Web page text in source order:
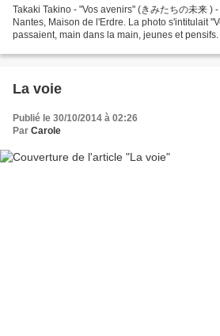
Takaki Takino - "Vos avenirs" (きみたちの未来 )
Nantes, Maison de l'Erdre. La photo s'intitulait
passaient, main dans la main, jeunes et
La voie
Publié le 30/10/2014 à 02:26
Par Carole